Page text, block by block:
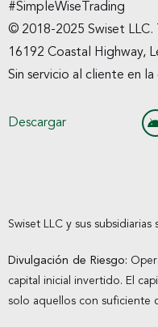
#SimpleWiseTrading
© 2018-2025 Swiset LLC.
16192 Coastal Highway,
Sin servicio al cliente en
Descargar
Swiset LLC y sus
Divulgación de Riesgo:
capital inicial invertido. El
solo aquellos con suficiente